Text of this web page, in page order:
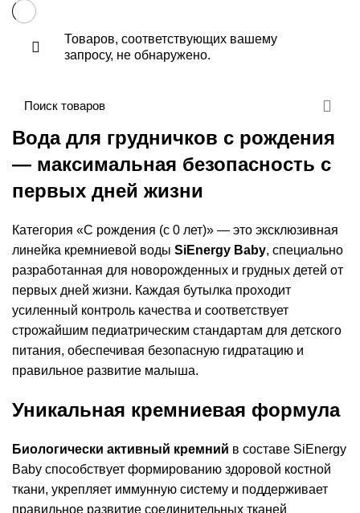
Товаров, соответствующих вашему
запросу, не обнаружено.
Вода для грудничков с рождения
— максимальная безопасность с
первых дней жизни
Категория «С рождения (с 0 лет)» — это эксклюзивная
линейка кремниевой воды SiEnergy Baby, специально
разработанная для новорожденных и грудных детей от
первых дней жизни. Каждая бутылка проходит
усиленный контроль качества и соответствует
строжайшим педиатрическим стандартам для детского
питания, обеспечивая безопасную гидратацию и
правильное развитие малыша.
Уникальная кремниевая формула
Биологически активный кремний в составе SiEnergy
Baby способствует формированию здоровой костной
ткани, укрепляет иммунную систему и поддерживает
правильное развитие соединительных тканей